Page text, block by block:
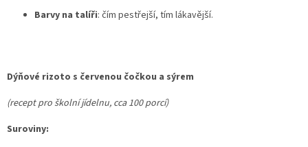
Barvy na talíři: čím pestřejší, tím lákavější.
Dýňové rizoto s červenou čočkou a sýrem
(recept pro školní jídelnu, cca 100 porcí)
Suroviny: